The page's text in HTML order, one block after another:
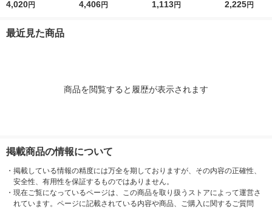
ラベルレスボトル 500
4,020円
ル 500ml 1箱（24本
4,406円
セット（6本）
1,113円
セット（12本
2,225円
最近見た商品
商品を閲覧すると履歴が表示されます
掲載商品の情報について
・ 掲載している情報の精度には万全を期しておりますが、その内容の正確性、
安全性、有用性を保証するものではありません。
・ 現在ご覧になっているページは、この商品を取り扱うストアによって運営さ
れています。ページに記載されている内容や商品、ご購入に関するご質問